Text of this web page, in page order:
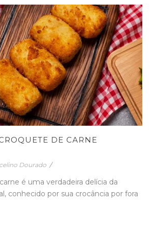
DE CARNE
Dourado /
é uma verdadeira delícia da
conhecido por sua crocância por fora